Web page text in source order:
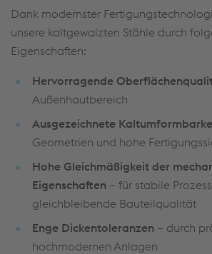
Dank modernster
unsere kaltgewalzten Stähle durch
Eigenschaften:
Hervorragende
Außenhautbereich
Ausgezeichnete
Geometrien und hohe
Hohe Gleichmäßigkeit der
Eigenschaften – für stabile
gleichbleibende Bauteilqualität
Enge Dickentoleranzen – durch
hochmodernen Anlagen